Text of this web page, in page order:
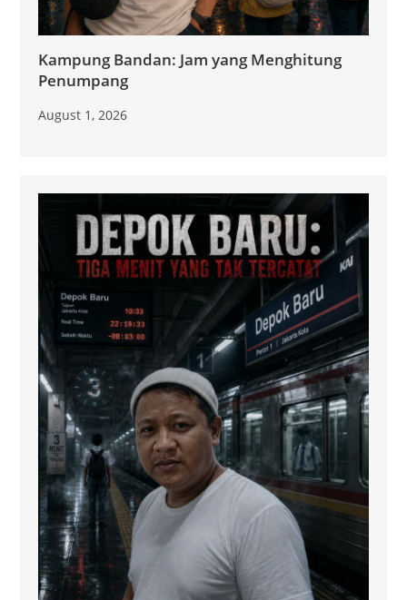
Kampung Bandan: Jam yang Menghitung
Penumpang
August 1, 2026